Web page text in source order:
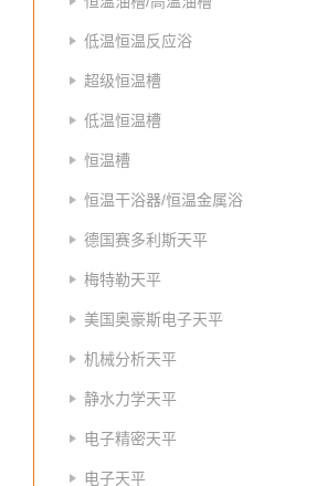
低温恒温反应浴
超级恒温槽
低温恒温槽
恒温槽
恒温干浴器/恒温金属浴
德国赛多利斯天平
梅特勒天平
美国奥豪斯电子天平
机械分析天平
静水力学天平
电子精密天平
电子天平